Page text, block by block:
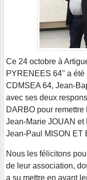
Ce 24 octobre à
PYRENEES 64" a
CDMSEA 64, Jean-
avec ses deux
DARBO pour
Jean-Marie JOUAN
Jean-Paul MISON ET
Nous les félicitons
de leur association,
a su mettre en avant